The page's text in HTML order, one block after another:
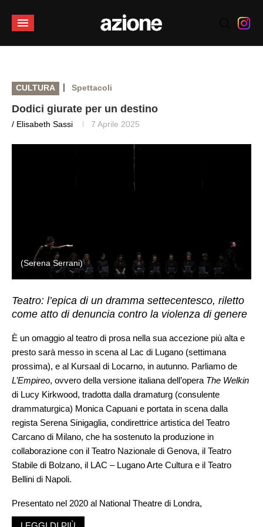
CULTURA | Spettacoli
Dodici giurate per un destino
/ Elisabeth Sassi 7 Aprile 2025
(Serena Serrani)
Teatro: l’epica di un dramma settecentesco, riletto
come atto di denuncia contro la violenza di genere
È un omaggio al teatro di prosa nella sua accezione più alta e
presto sarà messo in scena al Lac di Lugano (settimana
prossima), e al Kursaal di Locarno, in autunno. Parliamo de
L’Empireo, ovvero della versione italiana dell’opera The Welkin
di Lucy Kirkwood, tradotta dalla dramaturg (consulente
drammaturgica) Monica Capuani e portata in scena dalla
regista Serena Sinigaglia, condirettrice artistica del Teatro
Carcano di Milano, che ha sostenuto la produzione in
collaborazione con il Teatro Nazionale di Genova, il Teatro
Stabile di Bolzano, il LAC – Lugano Arte Cultura e il Teatro
Bellini di Napoli.
Presentato nel 2020 al National Theatre di Londra,
l’allestimento originale, diretto da Sarah Benson, si distingueva